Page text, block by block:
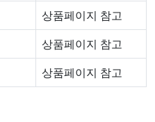
상품페이지 참고
상품페이지 참고
상품페이지 참고